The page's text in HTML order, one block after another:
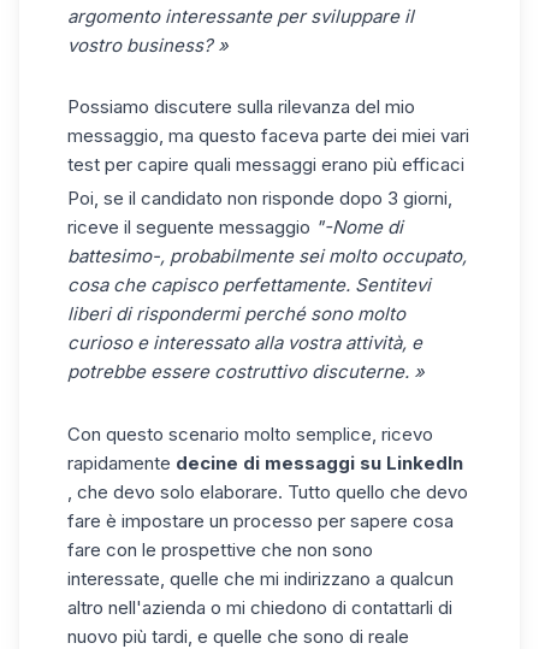
argomento interessante per sviluppare il
vostro business? »
Possiamo discutere sulla rilevanza del mio
messaggio, ma questo faceva parte dei miei vari
test per capire quali messaggi erano più efficaci
Poi, se il candidato non risponde dopo 3 giorni,
riceve il seguente messaggio "-Nome di
battesimo-, probabilmente sei molto occupato,
cosa che capisco perfettamente. Sentitevi
liberi di rispondermi perché sono molto
curioso e interessato alla vostra attività, e
potrebbe essere costruttivo discuterne. »
Con questo scenario molto semplice, ricevo
rapidamente decine di messaggi su LinkedIn
, che devo solo elaborare. Tutto quello che devo
fare è impostare un processo per sapere cosa
fare con le prospettive che non sono
interessate, quelle che mi indirizzano a qualcun
altro nell'azienda o mi chiedono di contattarli di
nuovo più tardi, e quelle che sono di reale